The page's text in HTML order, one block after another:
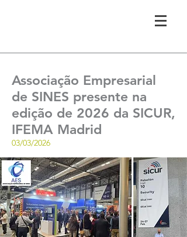
Associação Empresarial
de SINES presente na
edição de 2026 da SICUR,
IFEMA Madrid
03/03/2026